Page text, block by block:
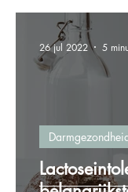
26 jul 2022 5